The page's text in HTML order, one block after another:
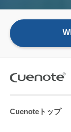
Cuenoteトップ